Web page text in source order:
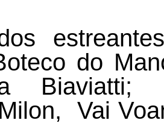
do
Biaviatti;
Milon,
Vai